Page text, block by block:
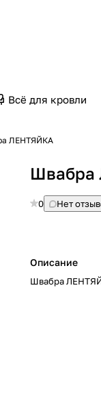
Всё для кровли
ЛЕНТЯЙКА
0 Нет
Описание
Швабра